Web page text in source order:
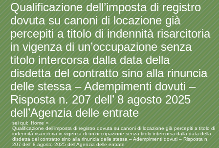
Qualificazione dell’imposta di registro
dovuta su canoni di locazione già
percepiti a titolo di indennità risarcitoria
in vigenza di un’occupazione senza
titolo intercorsa dalla data della
disdetta del contratto sino alla rinuncia
delle stessa – Adempimenti dovuti –
Risposta n. 207 dell’ 8 agosto 2025
dell’Agenzia delle entrate
sei qui:
Home
Qualificazione dell’imposta di registro dovuta su canoni di locazione già percepiti a titolo di
indennità risarcitoria in vigenza di un’occupazione senza titolo intercorsa dalla data della
disdetta del contratto sino alla rinuncia delle stessa – Adempimenti dovuti – Risposta n.
207 dell’ 8 agosto 2025 dell’Agenzia delle entrate